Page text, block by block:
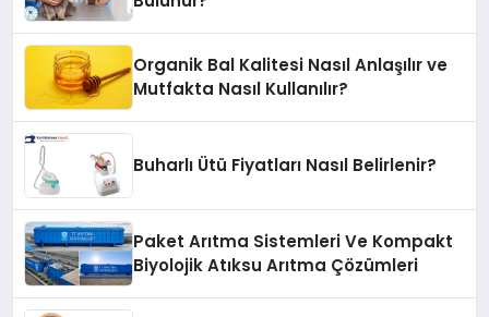
Organik Bal Kalitesi Nasıl Anlaşılır ve
Mutfakta Nasıl Kullanılır?
Buharlı Ütü Fiyatları Nasıl Belirlenir?
Paket Arıtma Sistemleri Ve Kompakt
Biyolojik Atıksu Arıtma Çözümleri